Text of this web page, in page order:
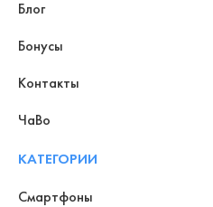
Блог
Бонусы
Контакты
ЧаВо
КАТЕГОРИИ
Смартфоны